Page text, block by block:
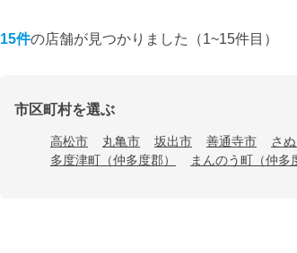
15件の店舗が見つかりました （1~15件目）
市区町村を選ぶ
高松市 丸亀市 坂出市 善通寺市 さ
多度津町（仲多度郡）
まんのう町（仲多